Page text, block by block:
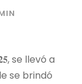
se llevó a
se brindó